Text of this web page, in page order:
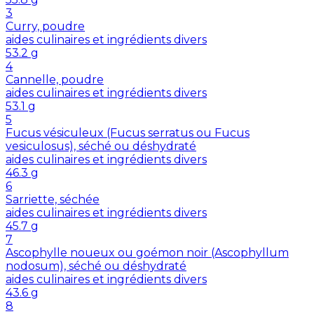
3
Curry, poudre
aides culinaires et ingrédients divers
53.2 g
4
Cannelle, poudre
aides culinaires et ingrédients divers
53.1 g
5
Fucus vésiculeux (Fucus serratus ou Fucus
vesiculosus), séché ou déshydraté
aides culinaires et ingrédients divers
46.3 g
6
Sarriette, séchée
aides culinaires et ingrédients divers
45.7 g
7
Ascophylle noueux ou goémon noir (Ascophyllum
nodosum), séché ou déshydraté
aides culinaires et ingrédients divers
43.6 g
8